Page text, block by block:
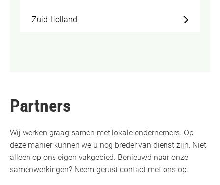
Zuid-Holland
Partners
Wij werken graag samen met lokale ondernemers. Op
deze manier kunnen we u nog breder van dienst zijn. Niet
alleen op ons eigen vakgebied. Benieuwd naar onze
samenwerkingen? Neem gerust contact met ons op.